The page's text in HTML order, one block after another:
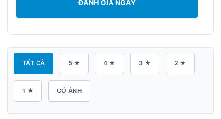
ĐÁNH GIÁ NGAY
TẤT CẢ 5 ★ 4 ★ 3 ★ 2 ★
1 ★ CÓ ẢNH